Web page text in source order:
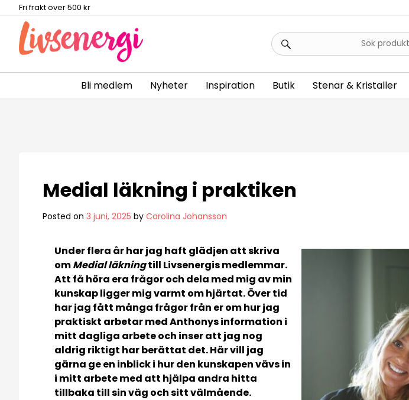
Fri frakt över 500 kr
Sök
efter:
Bli medlem Nyheter Inspiration Butik Stenar & Kristaller
Medial läkning i praktiken
Posted on 3 juni, 2025 by Carolina Johansson
Under flera år har jag haft glädjen att skriva
omMedial läkningtill Livsenergis medlemmar.
Att få höra era frågor och dela med mig av min
kunskap ligger mig varmt om hjärtat. Över tid
har jag fått många frågor från er om hur jag
praktiskt arbetar med Anthonys information i
mitt dagliga arbete och inser att jag nog
aldrig riktigt har berättat det. Här vill jag
gärna ge en inblick i hur den kunskapen vävs in
i mitt arbete med att hjälpa andra hitta
tillbaka till sin väg och sitt välmående.